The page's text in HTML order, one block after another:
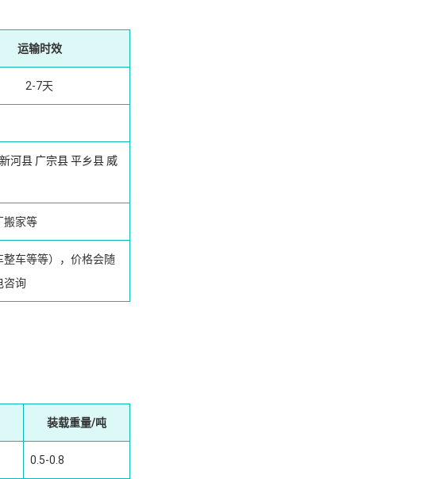
运输时效
2-7天
新河县 广宗县平乡县 威
搬家等
车等等），价格会随
咨询
装载重量/吨
0.5-0.8